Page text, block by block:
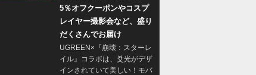
5％オフクーポンやコスプ
レイヤー撮影会など、盛り
だくさんでお届け
UGREEN×『崩壊：スターレ
イル』コラボは、爻光がデザ
インされていて美しい！モバ